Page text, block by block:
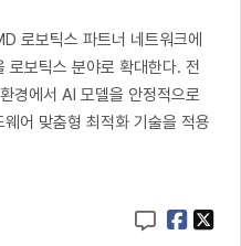
로보틱스 파트너 네트워크에
로보틱스 분야로 확대한다. 전
경에서 AI 모델을 안정적으로
어 맞춤형 최적화 기술을 적용